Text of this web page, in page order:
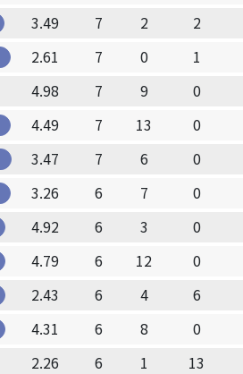
3.49 7 2 2
2.61 7 0 1
4.98 7 9 0
4.49 7 13 0
3.47 7 6 0
3.26 6 7 0
4.92 6 3 0
4.79 6 12 0
2.43 6 4 6
4.31 6 8 0
2.26 6 1 13